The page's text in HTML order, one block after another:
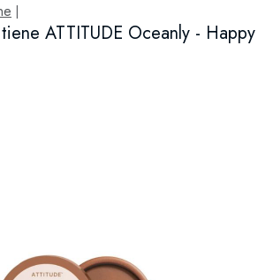
ATTITUDE Oceanly - Happy